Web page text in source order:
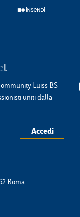
Luiss BS
uniti dalla
Accedi
Roma